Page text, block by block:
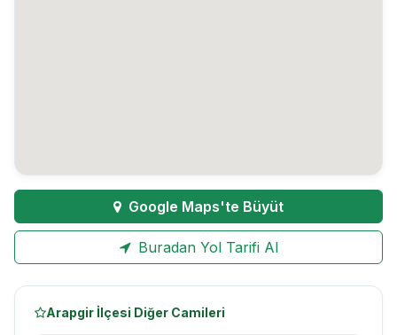
Google Maps'te Büyüt
Buradan Yol Tarifi Al
Arapgir İlçesi Diğer Camileri